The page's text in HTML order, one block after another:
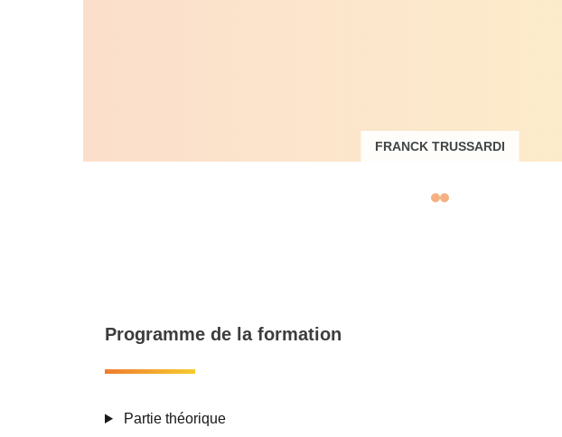
FRANCK TRUSSARDI
risques
Programme de la formation
Partie théorique